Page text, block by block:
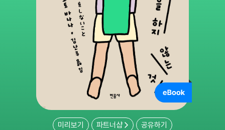
미리보기 파트너샵 공유하기